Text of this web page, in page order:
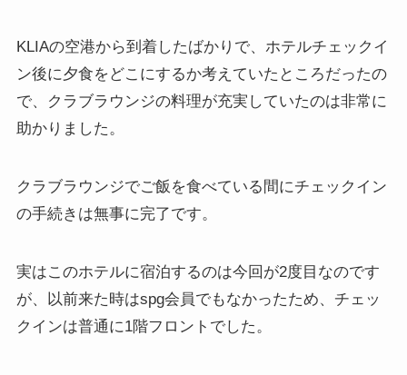
KLIAの空港から到着したばかりで、ホテルチェックイ
ン後に夕食をどこにするか考えていたところだったの
で、クラブラウンジの料理が充実していたのは非常に
助かりました。
クラブラウンジでご飯を食べている間にチェックイン
の手続きは無事に完了です。
実はこのホテルに宿泊するのは今回が2度目なのです
が、以前来た時はspg会員でもなかったため、チェッ
クインは普通に1階フロントでした。